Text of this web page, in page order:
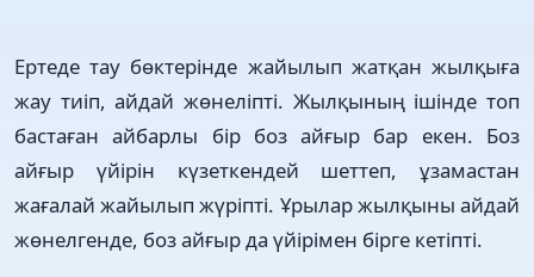
Ертеде тау бөктерінде жайылып жатқан жылқыға
жау тиіп, айдай жөнеліпті. Жылқының ішінде топ
бастаған айбарлы бір боз айғыр бар екен. Боз
айғыр үйірін күзеткендей шеттеп, ұзамастан
жағалай жайылып жүріпті. Ұрылар жылқыны айдай
жөнелгенде, боз айғыр да үйірімен бірге кетіпті.